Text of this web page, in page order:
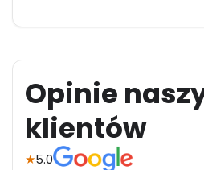
Opinie
klientów
★5.0